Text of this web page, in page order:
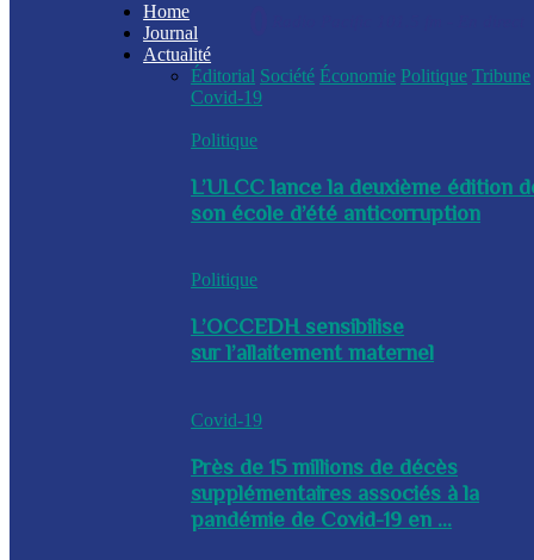
Home
Journal
Actualité
Éditorial Société Économie Politique Tribune
Covid-19
Politique
L’ULCC lance la deuxième édition
son école d’été anticorruption
Politique
L’OCCEDH sensibilise
sur l’allaitement maternel
Covid-19
Près de 15 millions de décès
supplémentaires associés à la
pandémie de Covid-19 en ...